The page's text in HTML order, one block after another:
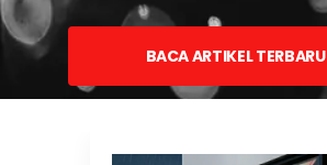
BACA ARTIKEL TERBARU